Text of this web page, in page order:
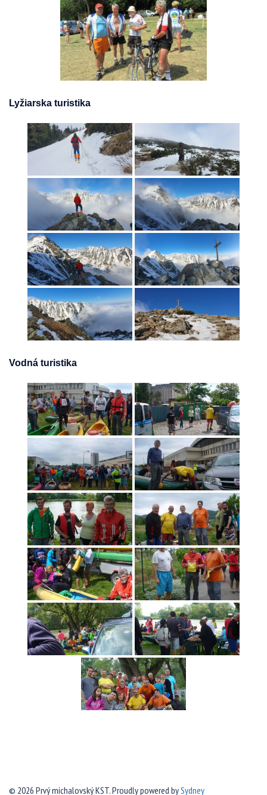
Lyžiarska turistika
Vodná turistika
© 2026 Prvý michalovský KST. Proudly powered bySydney